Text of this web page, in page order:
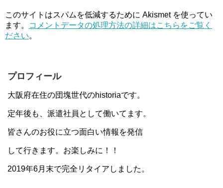
このサイトはスパムを低減するために Akismet を使ってい
ます。
コメントデータの処理方法の詳細はこちらをご覧く
ださい。
プロフィール
大阪府在住の団塊世代のhistoriaです。
定年後も、派遣社員として働いてます。
皆さんのお役に立つ面白い情報を発信
して行きます。お楽しみに！！
2019年6月末で完全リタイアしました。